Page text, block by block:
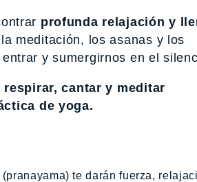
profunda relajación y
meditación, los asanas y los
y sumergirnos en el
cantar y meditar
de yoga.
te darán fuerza,